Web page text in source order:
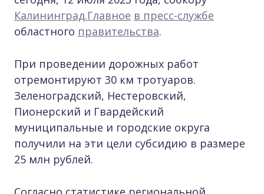
Калининград.Главное в пресс-службе
областного правительства.
При проведении дорожных работ
отремонтируют 30 км тротуаров.
Зеленоградский, Нестеровский,
Пионерский и Гвардейский
муниципальные и городские округа
получили на эти цели субсидию в размере
25 млн рублей.